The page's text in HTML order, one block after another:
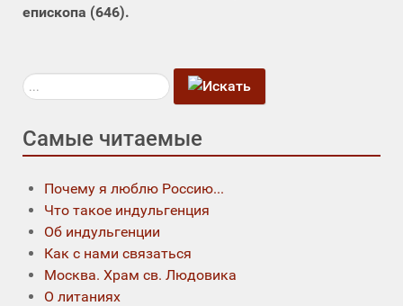
епископа (646).
Искать...
Самые читаемые
Почему я люблю Россию...
Что такое индульгенция
Об индульгенции
Как с нами связаться
Москва. Храм св. Людовика
О литаниях